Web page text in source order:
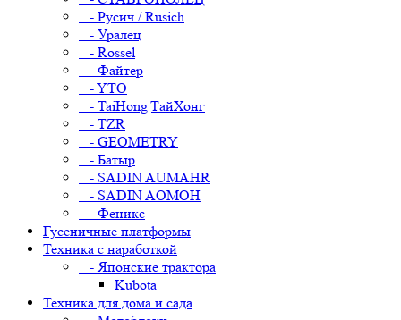
- Русич / Rusich
- Уралец
- Rossel
- Файтер
- YTO
- TaiHong|ТайХонг
- TZR
- GEOMETRY
- Батыр
- SADIN AUMAHR
- SADIN AOMOH
- Феникс
Гусеничные платформы
Техника с наработкой
- Японские трактора
Kubota
Техника для дома и сада